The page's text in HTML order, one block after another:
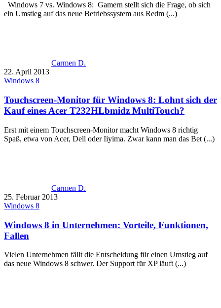
Windows 7 vs. Windows 8: Gamern stellt sich die Frage, ob sich
ein Umstieg auf das neue Betriebssystem aus Redm (...)
Carmen D.
22. April 2013
Windows 8
Touchscreen-Monitor für Windows 8: Lohnt sich der
Kauf eines Acer T232HLbmidz MultiTouch?
Erst mit einem Touchscreen-Monitor macht Windows 8 richtig
Spaß, etwa von Acer, Dell oder Iiyima. Zwar kann man das Bet (...)
Carmen D.
25. Februar 2013
Windows 8
Windows 8 in Unternehmen: Vorteile, Funktionen,
Fallen
Vielen Unternehmen fällt die Entscheidung für einen Umstieg auf
das neue Windows 8 schwer. Der Support für XP läuft (...)